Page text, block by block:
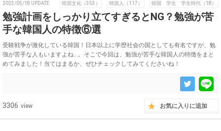
2023/05/18 UPDATE 韓国文化（353） 韓国人（117） 韓国 学生 学生時代（18）
勉強計画をしっかり立てすぎるとNG？勉強が苦
手な韓国人の特徴⑥選
受験戦争が激化している韓国！日本以上に学歴社会の国としても有名ですが、勉
強が苦手な人もいますよね…。そこで今回は、勉強が苦手な韓国人の特徴をまと
めてみました！当てはまるか、ぜひチェックしてみてくださいね！
3306 view お気に入りに追加